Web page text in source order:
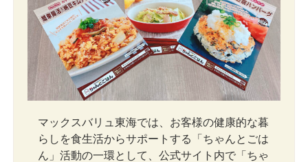
マックスバリュ東海では、お客様の健康的な暮
らしを食生活からサポートする「ちゃんとごは
ん」活動の一環として、公式サイト内で「ちゃ